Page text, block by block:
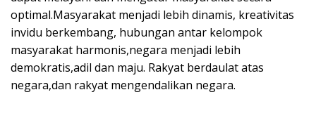
optimal.Masyarakat menjadi lebih dinamis, kreativitas
invidu berkembang, hubungan antar kelompok
masyarakat harmonis,negara menjadi lebih
demokratis,adil dan maju. Rakyat berdaulat atas
negara,dan rakyat mengendalikan negara.